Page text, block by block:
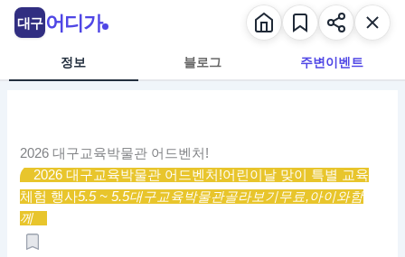
정보 블로그 주변이벤트
2026 대구교육박물관 어드벤처!
2026 대구교육박물관 어드벤처!어린이날 맞이 특별 교육
체험 행사5.5 ~ 5.5대구교육박물관골라보기무료,아이와함
께
대구 어디가